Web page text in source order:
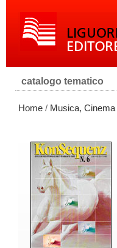
catalogo tematico
Home / Musica, Cinema